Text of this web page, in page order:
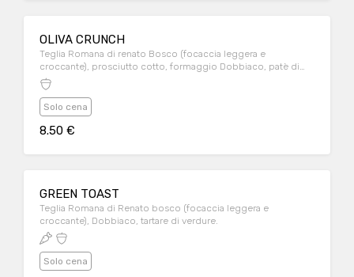
OLIVA CRUNCH
Teglia Romana di renato Bosco (focaccia leggera e
croccante), prosciutto cotto, formaggio Dobbiaco, patè di
olive nere.
Solo cena
8.50 €
GREEN TOAST
Teglia Romana di Renato bosco (focaccia leggera e
croccante), Dobbiaco, tartare di verdure.
Solo cena